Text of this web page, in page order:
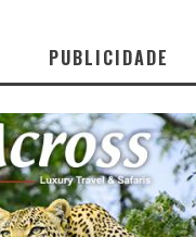
PUBLICIDADE